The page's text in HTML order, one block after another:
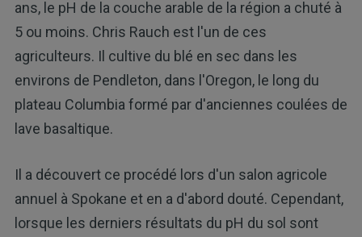
ans, le pH de la couche arable de la région a chuté à
5 ou moins. Chris Rauch est l'un de ces
agriculteurs. Il cultive du blé en sec dans les
environs de Pendleton, dans l'Oregon, le long du
plateau Columbia formé par d'anciennes coulées de
lave basaltique.
Il a découvert ce procédé lors d'un salon agricole
annuel à Spokane et en a d'abord douté. Cependant,
lorsque les derniers résultats du pH du sol sont